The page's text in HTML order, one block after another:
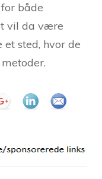
både
vil da være
sted, hvor de